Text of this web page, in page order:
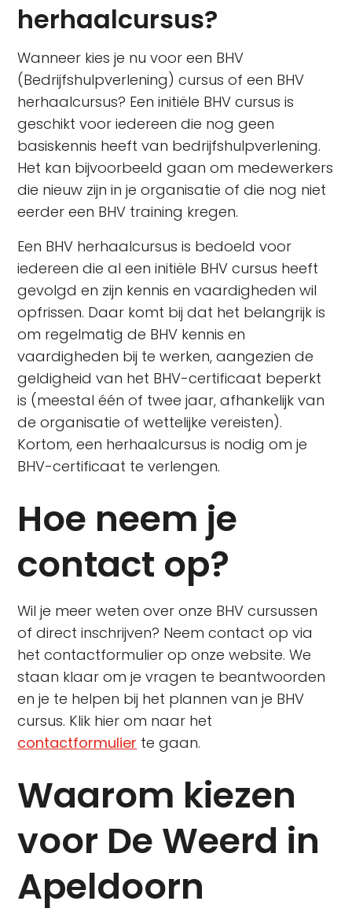
herhaalcursus?
Wanneer kies je nu voor een BHV
(Bedrijfshulpverlening) cursus of een BHV
herhaalcursus? Een initiële BHV cursus is
geschikt voor iedereen die nog geen
basiskennis heeft van bedrijfshulpverlening.
Het kan bijvoorbeeld gaan om medewerkers
die nieuw zijn in je organisatie of die nog niet
eerder een BHV training kregen.
Een BHV herhaalcursus is bedoeld voor
iedereen die al een initiële BHV cursus heeft
gevolgd en zijn kennis en vaardigheden wil
opfrissen. Daar komt bij dat het belangrijk is
om regelmatig de BHV kennis en
vaardigheden bij te werken, aangezien de
geldigheid van het BHV-certificaat beperkt
is (meestal één of twee jaar, afhankelijk van
de organisatie of wettelijke vereisten).
Kortom, een herhaalcursus is nodig om je
BHV-certificaat te verlengen.
Hoe neem je
contact op?
Wil je meer weten over onze BHV cursussen
of direct inschrijven? Neem contact op via
het contactformulier op onze website. We
staan klaar om je vragen te beantwoorden
en je te helpen bij het plannen van je BHV
cursus. Klik hier om naar het
contactformulier te gaan.
Waarom kiezen
voor De Weerd in
Apeldoorn